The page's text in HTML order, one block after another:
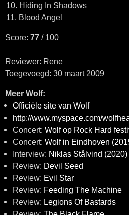
10. Hiding In Shadows
11. Blood Angel
Score: 77 / 100
Reviewer: Rene
Toegevoegd: 30 maart 2009
Meer Wolf:
Officiële site van Wolf
http://www.myspace.com/
Concert: Wolf op Rock Hard
Concert: Wolf in Eindhoven
Interview: Niklas Stålvind (2020)
Review: Devil Seed
Review: Evil Star
Review: Feeding The Machine
Review: Legions Of Bastards